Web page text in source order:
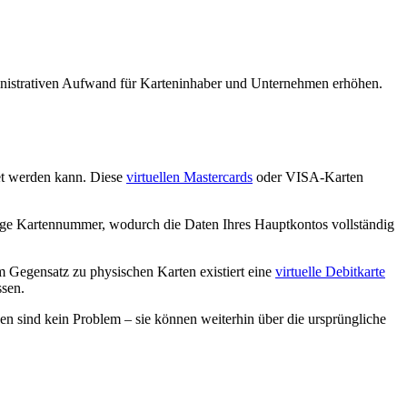
Aufwand für Karteninhaber und Unternehmen erhöhen.
werden kann. Diese virtuellen Mastercards oder VISA-Karten
Kartennummer, wodurch die Daten Ihres Hauptkontos vollständig
zu physischen Karten existiert eine virtuelle Debitkarte
sind kein Problem – sie können weiterhin über die ursprüngliche